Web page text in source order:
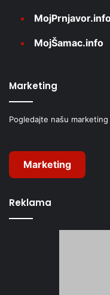
MojŠamac.info
Marketing
Pogledajte našu
Marketing
Reklama